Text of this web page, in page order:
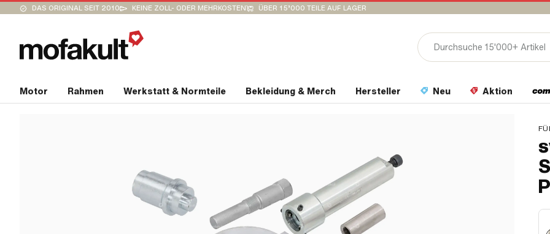
DAS ORIGINAL SEIT 2010 KEINE ZOLL- ODER MEHRKOSTEN ÜBER 15’000 TEILE AUF LAGER
Motor Rahmen Werkstatt & Normteile Bekleidung & Merch Hersteller Neu Aktion